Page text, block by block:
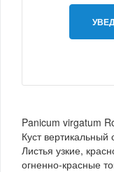
Panicum virgatum
Куст вертикальный
Листья узкие,
огненно-красные